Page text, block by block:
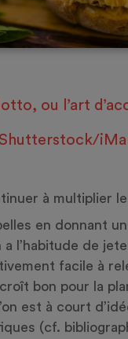
ou l’art
à multiplier
en donnant
a l’habitude de
facile à
bon pour la
est à court
(cf.